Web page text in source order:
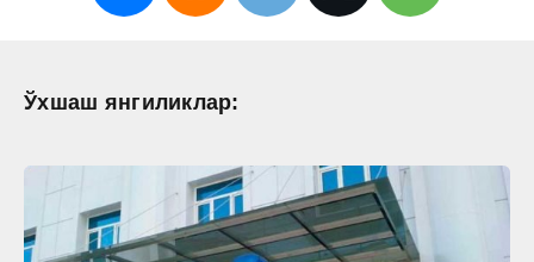
Ўхшаш янгиликлар: